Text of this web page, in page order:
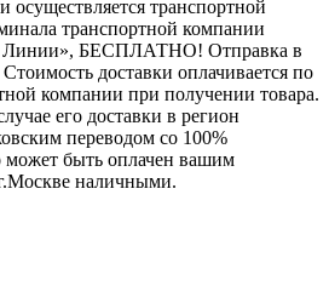
осуществляется транспортной
транспортной компании
Линии», БЕСПЛАТНО! Отправка в
доставки оплачивается по
компании при получении товара.
его доставки в регион
переводом со 100%
может быть оплачен вашим
наличными.